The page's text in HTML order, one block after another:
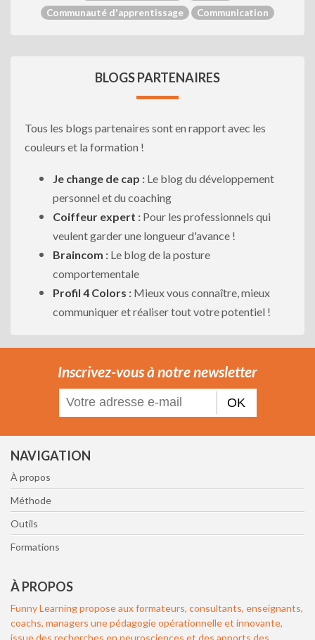
Communauté d'apprentissage
Communication
BLOGS PARTENAIRES
Tous les blogs partenaires sont en rapport avec les
couleurs et la formation !
Je change de cap : Le blog du développement
personnel et du coaching
Coiffeur expert : Pour les professionnels qui
veulent garder une longueur d'avance !
Braincom : Le blog de la posture
comportementale
Profil 4 Colors : Mieux vous connaître, mieux
communiquer et réaliser tout votre potentiel !
Inscrivez-vous à notre newsletter
OK
NAVIGATION
À propos
Méthode
Outils
Formations
À PROPOS
Funny Learning propose aux formateurs, consultants, enseignants,
coachs, managers une pédagogie opérationnelle et innovante,
issue des recherches en neurosciences et des apports des